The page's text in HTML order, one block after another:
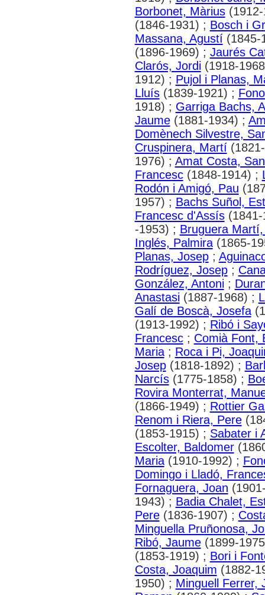
Borbonet, Màrius
(1846-1931) ; Bosch i
Massana, Agustí(1845-
(1896-1969) ; Jaurés
Clarós, Jordi(1918-
1912) ; Pujol i Planas,
Lluís(1839-1921) ;
1918) ; Garriga Bachs,
Jaume(1881-1934) ;
Domènech Silvestre,
Cruspinera, Martí
1976) ; Amat Costa,
Francesc(1848-1914) ;
Rodón i Amigó, Pau
1957) ; Bachs Suñol,
Francesc d'Assís
-1953) ; Bruguera
Inglés, Palmira(1865-
Planas, Josep;
Rodríguez, Josep;
González, Antoni;
Anastasi(1887-1968) ;
Galí de Boscà, Josefa
(1913-1992) ; Ribó i
Francesc; Comià Font,
Maria; Roca i Pi,
Josep(1818-1892) ;
Narcís(1775-1858) ;
Rovira Monterrat,
(1866-1949) ; Rottier
Renom i Riera, Pere
(1853-1915) ; Sabater i
Escolter, Baldomer
Maria(1910-1992) ;
Domingo i Lladó,
Fornaguera, Joan
1943) ; Badia Chalet,
Pere(1836-1907) ;
Minguella Pruñonosa,
Ribó, Jaume(1899-
(1853-1919) ; Bori i
Costa, Joaquim (1882-
1950) ; Minguell Ferrer,